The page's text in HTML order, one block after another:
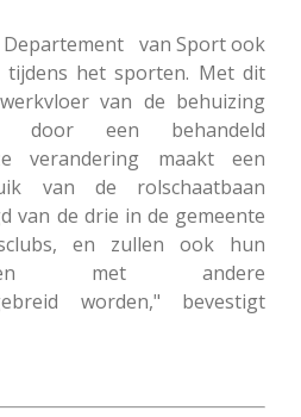
van Sport ook
tijdens het sporten. Met dit
van de behuizing
door een behandeld
verandering maakt een
van de rolschaatbaan
van de drie in de gemeente
en zullen ook hun
met andere
worden," bevestigt